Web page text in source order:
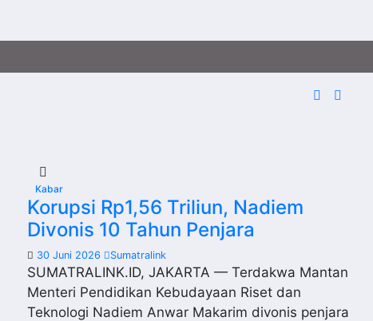
Kabar
Korupsi Rp1,56 Triliun, Nadiem
Divonis 10 Tahun Penjara
30 Juni 2026 Sumatralink
SUMATRALINK.ID, JAKARTA — Terdakwa Mantan
Menteri Pendidikan Kebudayaan Riset dan
Teknologi Nadiem Anwar Makarim divonis penjara